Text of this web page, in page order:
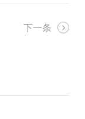
下一条